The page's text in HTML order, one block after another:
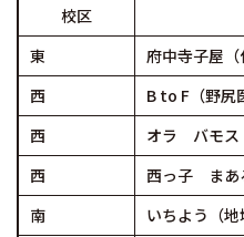
校区
東
府中寺子屋（
西
B to F（野尻
西
オラ バモス
西
西っ子 まあ
南
いちよう（地